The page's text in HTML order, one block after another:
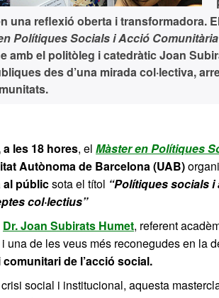
una reflexió oberta i transformadora.
Polítiques Socials i Acció Comunitària
amb el politòleg i catedràtic Joan
des d’una mirada col·lectiva,
les 18 hores, el Màster en Polítiques
Autònoma de Barcelona (UAB)
al públicsota el títol “Polítiques socials
col·lectius”
Dr. Joan Subirats Humet, referent
de les veus més reconegudes en la
de l’acció social.
social i institucional, aquesta